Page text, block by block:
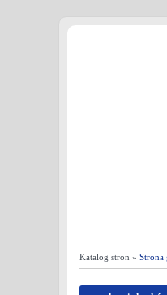
Katalog stron » Strona